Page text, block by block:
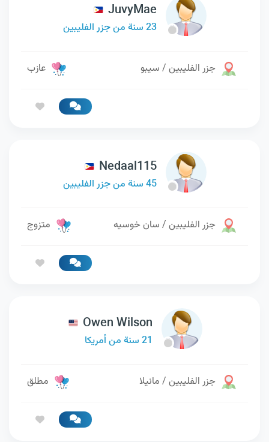
JuvyMae
23 سنة من جزر الفليبين
جزر الفليبين / سيبو عازب
Nedaal115
45 سنة من جزر الفليبين
جزر الفليبين / سان خوسيه متزوج
Owen Wilson
21 سنة من أمريكا
جزر الفليبين / مانيلا مطلق